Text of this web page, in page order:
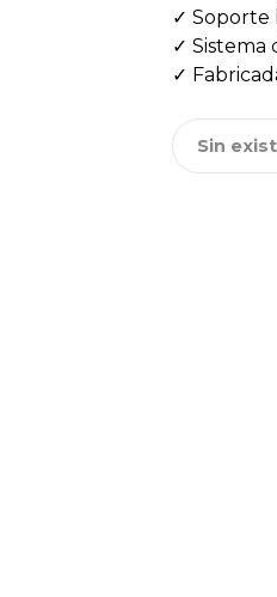
✓ Soporte
✓ Sistema
✓
Sin